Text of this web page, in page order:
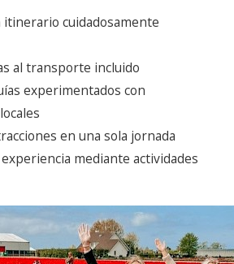
cuidadosamente
al transporte incluido
experimentados con
en una sola jornada
mediante actividades